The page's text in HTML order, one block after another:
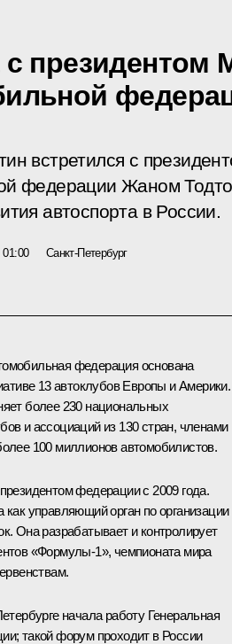
с президентом
встретился с
федерации Жаном
автоспорта в России.
01:00 Санкт-Петербург
федерация основана
13 автоклубов Европы и Америки.
более 230 национальных
и ассоциаций из 130 стран, членами
100 миллионов автомобилистов.
федерации с 2009 года.
как управляющий орган по организации
Она разрабатывает и контролирует
«Формулы‑1», чемпионата мира
начала работу Генеральная
такой форум проходит в России